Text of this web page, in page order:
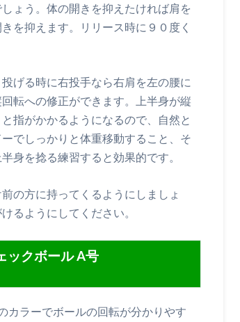
ょう。体の開きを抑えたければ肩を
を抑えます。リリース時に９０度く
げる時に右投手なら右肩を左の腰に
転への修正ができます。上半身が縦
指がかかるようになるので、自然と
でしっかりと体重移動すること、そ
身を捻る練習すると効果的です。
の方に持ってくるようにしましょ
るようにしてください。
ックボール A号
カラーでボールの回転が分かりやす